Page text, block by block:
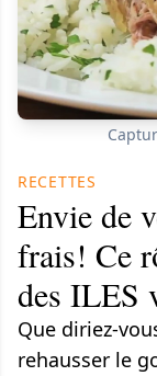
RECETTES
Envie de
frais! Ce
des ILES
Que diriez-
rehausser le